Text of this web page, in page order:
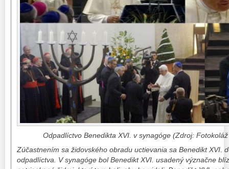
Odpadlíctvo Benedikta XVI. v synagóge (Zdroj:
Zúčastnením sa židovského obradu uctievania sa Benedikt XVI.
odpadlíctva. V synagóge bol Benedikt XVI. usadený význačne